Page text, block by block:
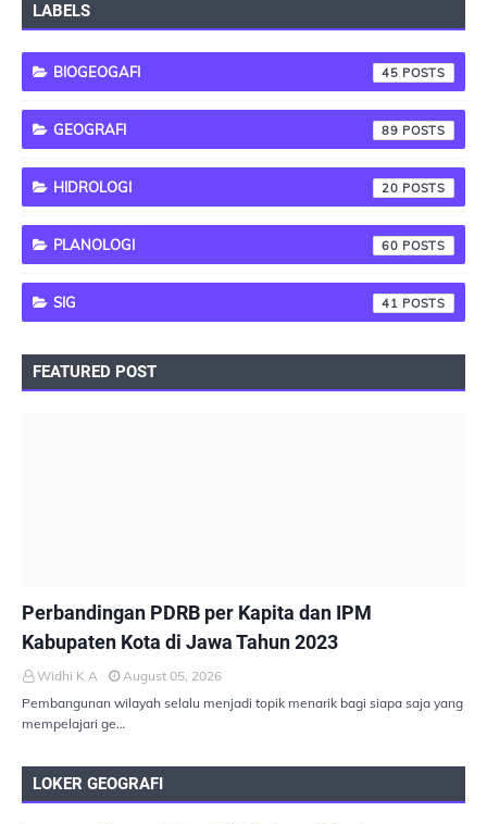
LABELS
BIOGEOGAFI 45
GEOGRAFI 89
HIDROLOGI 20
PLANOLOGI 60
SIG 41
FEATURED POST
Perbandingan PDRB per Kapita dan IPM
Kabupaten Kota di Jawa Tahun 2023
Widhi K A
August 05, 2026
Pembangunan wilayah selalu menjadi topik menarik bagi siapa saja yang
mempelajari ge…
LOKER GEOGRAFI